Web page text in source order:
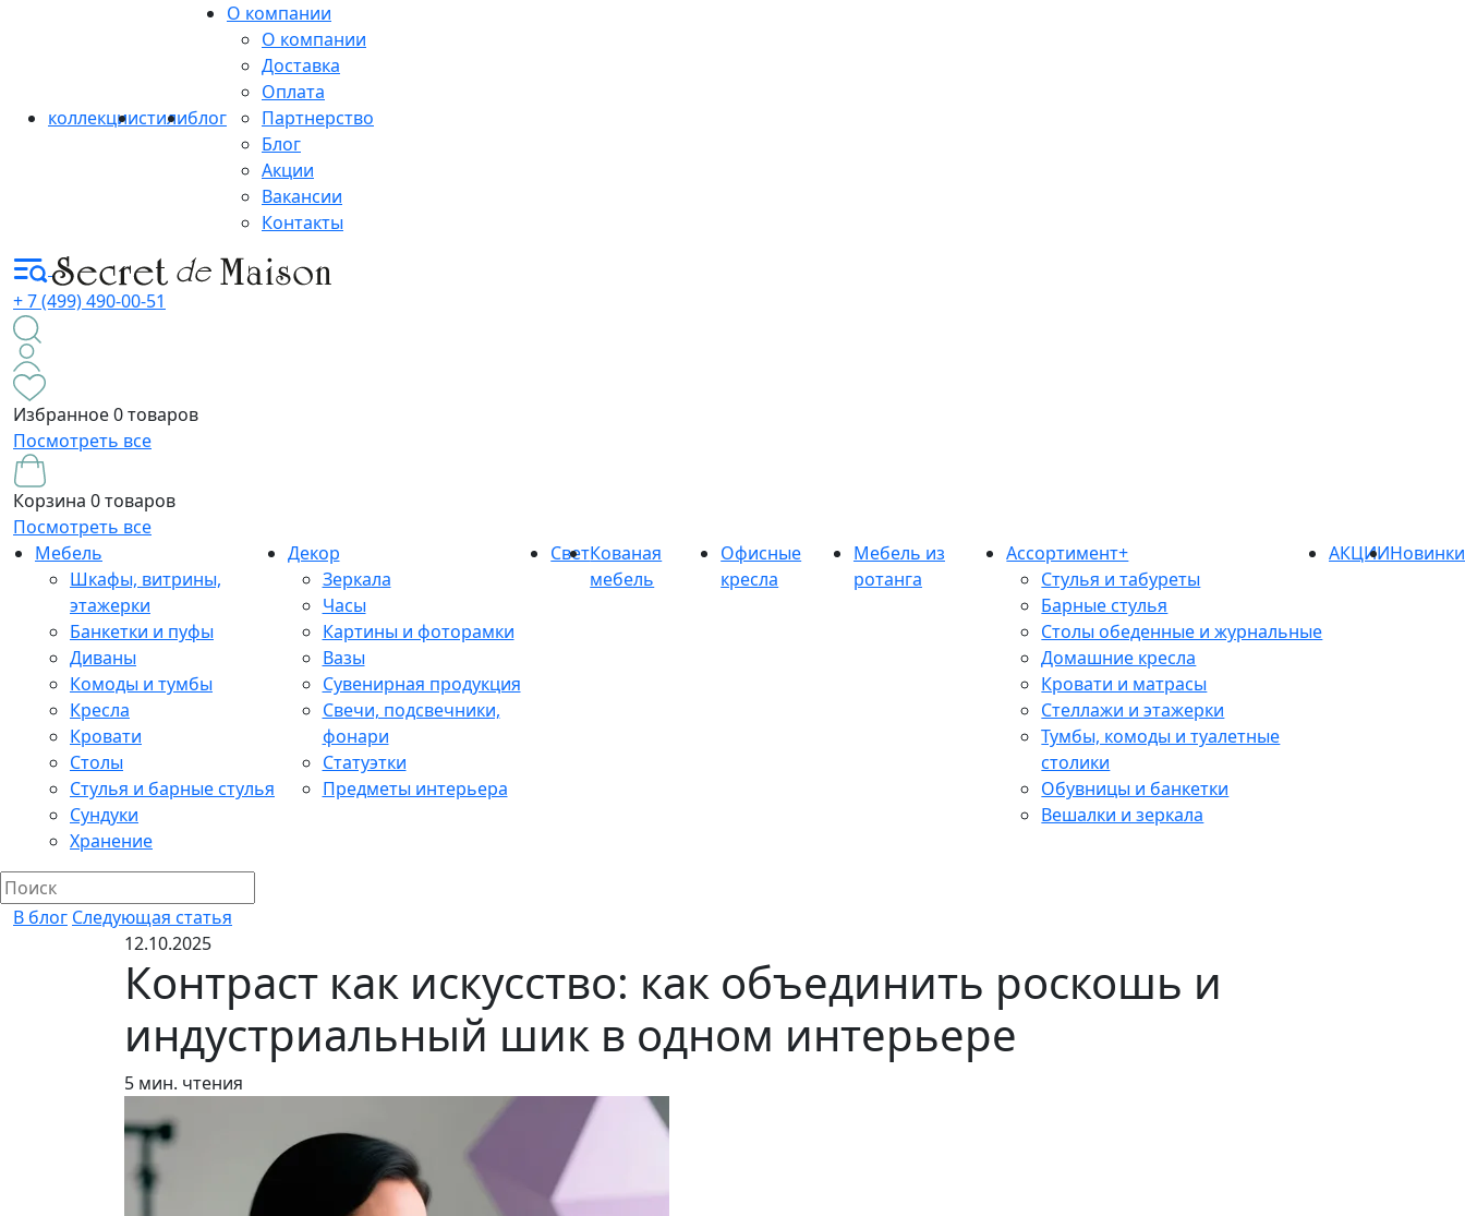
коллекциистилиблог
О компании
О компании
Доставка
Оплата
Партнерство
Блог
Акции
Вакансии
Контакты
+ 7 (499) 490-00-51
Избранное0 товаров
Посмотреть все
Корзина 0 товаров
Посмотреть все
Мебель
Шкафы, витрины,
этажерки
Банкетки и пуфы
Диваны
Комоды и тумбы
Кресла
Кровати
Столы
Стулья и барные стулья
Сундуки
Хранение
Декор
Зеркала
Часы
Картины и фоторамки
Вазы
Сувенирная продукция
Свечи, подсвечники,
фонари
Статуэтки
Предметы интерьера
СветКованая
мебель
Офисные
кресла
Мебель из
ротанга
Ассортимент+
Стулья и табуреты
Барные стулья
Столы обеденные и журнальные
Домашние кресла
Кровати и матрасы
Стеллажи и этажерки
Тумбы, комоды и туалетные
столики
Обувницы и банкетки
Вешалки и зеркала
АКЦИИНовинки
В блог Следующая статья
12.10.2025
Контраст как искусство: как объединить роскошь и
индустриальный шик в одном интерьере
5 мин. чтения